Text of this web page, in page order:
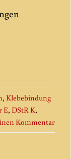
, Klebebindung
E, DStR K,
Kommentar